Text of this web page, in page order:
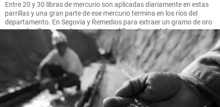
Entre 20 y 30 libras de mercurio son aplicadas diariamente en estas
parrillas y una gran parte de ese mercurio termina en los ríos del
departamento. En Segovia y Remedios para extraer un gramo de oro
se pierden 7 gramos de mercurio, en el Bajo Cauca 4.4 gramos.
FOTO MANUEL SALDARRIAGA